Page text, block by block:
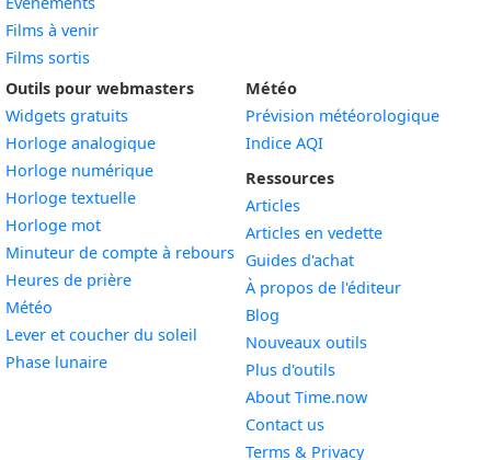
Films à venir
Films sortis
Outils pour webmasters
Widgets gratuits
Horloge analogiqueWidget
Horloge numériqueWidget
Horloge textuelleWidget
Horloge motWidget
Minuteur de compte à rebours Widget
Heures de prièreWidget
Météo
Lever et coucher du soleil
Phase lunaireWidget
Météo
Prévision météorologique
Indice AQI
Ressources
Articles
Articles en vedette
Guides d'achat
À propos de l'éditeur
Blog
Nouveaux outils
Plus d'outils
About Time.now
Contact us
Terms & Privacy